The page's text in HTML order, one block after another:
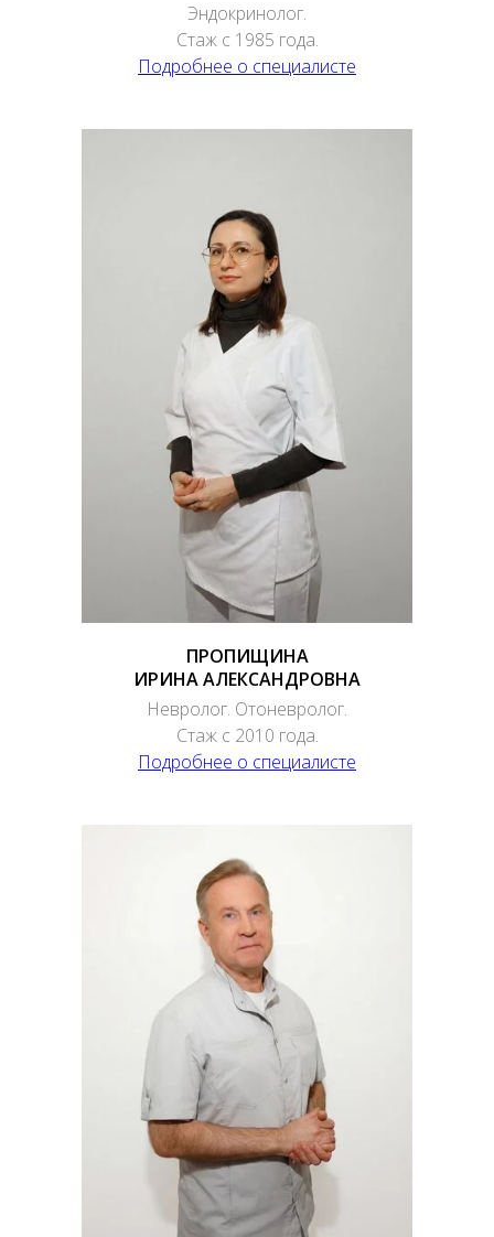
Эндокринолог.
Стаж с 1985 года.
Подробнее о специалисте
ПРОПИЩИНА
ИРИНА АЛЕКСАНДРОВНА
Невролог. Отоневролог.
Стаж с 2010 года.
Подробнее о специалисте